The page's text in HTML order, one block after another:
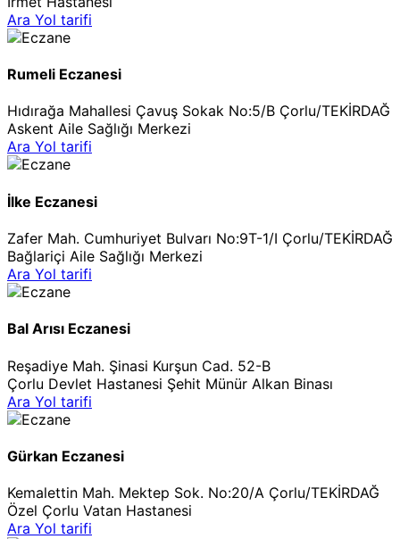
Ara Yol tarifi
Rumeli Eczanesi
Hıdırağa Mahallesi Çavuş Sokak No:5/B Çorlu/TEKİRDAĞ
Askent Aile Sağlığı Merkezi
Ara Yol tarifi
İlke Eczanesi
Zafer Mah. Cumhuriyet Bulvarı No:9T-1/I Çorlu/TEKİRDAĞ
Bağlariçi Aile Sağlığı Merkezi
Ara Yol tarifi
Bal Arısı Eczanesi
Reşadiye Mah. Şinasi Kurşun Cad. 52-B
Çorlu Devlet Hastanesi Şehit Münür Alkan Binası
Ara Yol tarifi
Gürkan Eczanesi
Kemalettin Mah. Mektep Sok. No:20/A Çorlu/TEKİRDAĞ
Özel Çorlu Vatan Hastanesi
Ara Yol tarifi